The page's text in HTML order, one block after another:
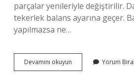
parçalar yenileriyle değiştirilir.
tekerlek balans ayarına geçer.
yapılmazsa ne…
Devamını okuyun
Ayarı
Yorum